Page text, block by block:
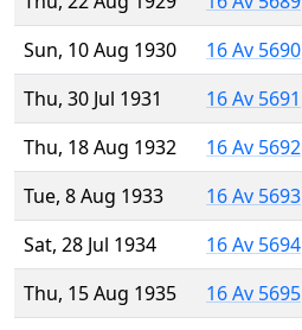
Sun, 10 Aug 1930
16 Av 5690
Thu, 30 Jul 1931
16 Av 5691
Thu, 18 Aug 1932
16 Av 5692
Tue, 8 Aug 1933
16 Av 5693
Sat, 28 Jul 1934
16 Av 5694
Thu, 15 Aug 1935
16 Av 5695